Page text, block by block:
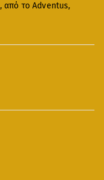
από το Adventus,